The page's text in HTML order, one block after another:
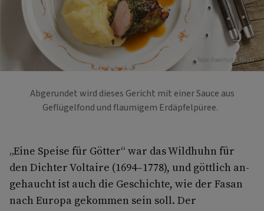
Foto: Eisenhut & Mayer
Abgerundet wird dieses Gericht mit einer Sauce aus
Geflügelfond und flaumigem Erdäpfelpüree.
„Eine Speise für Götter“ war das Wildhuhn für
den Dichter Voltaire (1694–1778), und göttlich an­
gehaucht ist auch die Geschichte, wie der Fasan
nach Europa gekommen sein soll. Der